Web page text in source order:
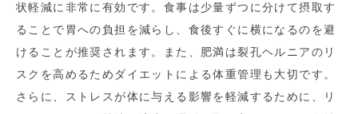
状軽減に非常に有効です。食事は少量ずつに分けて摂取す
ることで胃への負担を減らし、食後すぐに横になるのを避
けることが推奨されます。また、肥満は裂孔ヘルニアのリ
スクを高めるためダイエットによる体重管理も大切です。
さらに、ストレスが体に与える影響を軽減するために、リ